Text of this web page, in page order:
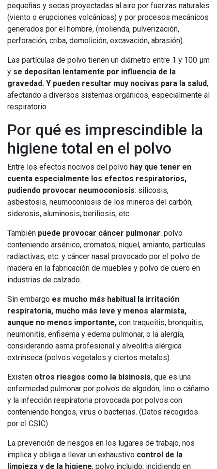
pequeñas y secas proyectadas al aire por fuerzas naturales
(viento o erupciones volcánicas) y por procesos mecánicos
generados por el hombre, (molienda, pulverización,
perforación, criba, demolición, excavación, abrasión).
Las partículas de polvo tienen un diámetro entre 1 y 100 μm
y se depositan lentamente por influencia de la
gravedad. Y pueden resultar muy nocivas para la salud,
afectando a diversos sistemas orgánicos, especialmente al
respiratorio.
Por qué es imprescindible la
higiene total en el polvo
Entre los efectos nocivos del polvo hay que tener en
cuenta especialmente los efectos respiratorios,
pudiendo provocar neumoconiosis: silicosis,
asbestosis, neumoconiosis de los mineros del carbón,
siderosis, aluminosis, beriliosis, etc.
También puede provocar cáncer pulmonar: polvo
conteniendo arsénico, cromatos, níquel, amianto, partículas
radiactivas, etc. y cáncer nasal provocado por el polvo de
madera en la fabricación de muebles y polvo de cuero en
industrias de calzado.
Sin embargo es mucho más habitual la irritación
respiratoria, mucho más leve y menos alarmista,
aunque no menos importante, con traqueítis, bronquitis,
neumonitis, enfisema y edema pulmonar, o la alergia,
considerando asma profesional y alveolitis alérgica
extrínseca (polvos vegetales y ciertos metales).
Existen otros riesgos como la bisinosis, que es una
enfermedad pulmonar por polvos de algodón, lino o cáñamo
y la infección respiratoria provocada por polvos con
conteniendo hongos, virus o bacterias. (Datos recogidos
por el CSIC).
La prevención de riesgos en los lugares de trabajo, nos
implica y obliga a llevar un exhaustivo control de la
limpieza y de la higiene, polvo incluido; incidiendo en